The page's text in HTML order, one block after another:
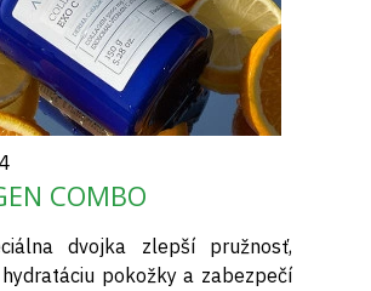
COMBO
dvojka zlepší pružnosť,
pokožky a zabezpečí